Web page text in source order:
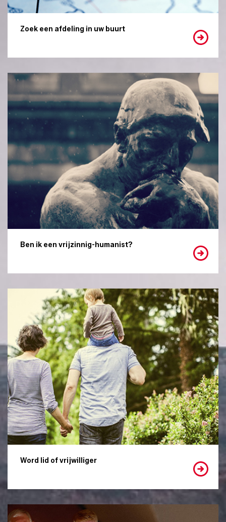
Zoek een afdeling in uw buurt
Ben ik een vrijzinnig-humanist?
Word lid of vrijwilliger